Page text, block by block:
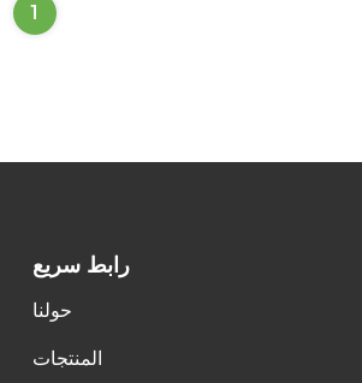
1
رابط سريع
حولنا
المنتجات